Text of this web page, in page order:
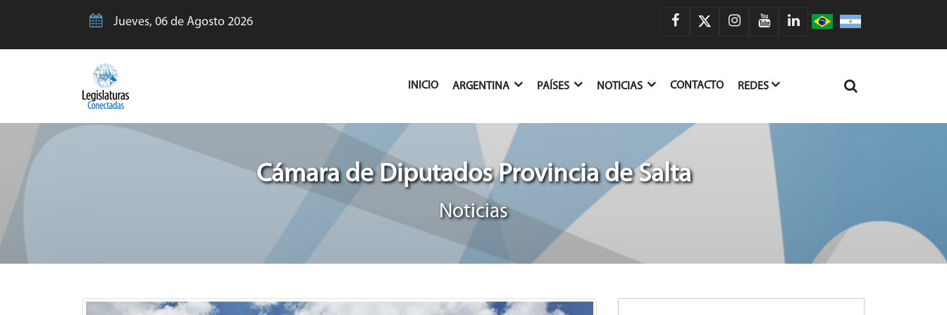
Jueves, 06 de Agosto 2026
INICIO(CURRENT)
ARGENTINA PAÍSES NOTICIAS CONTACTO REDES
Cámara de Diputados Provincia de Salta
Noticias